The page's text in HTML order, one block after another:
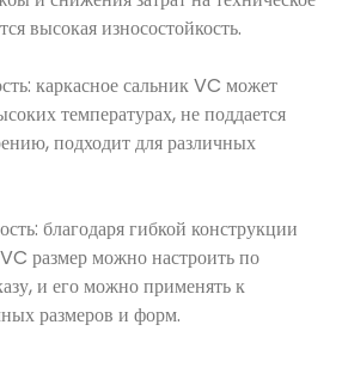
высокая износостойкость.
каркасное сальник VC может
температурах, не поддается
подходит для различных
благодаря гибкой конструкции
размер можно настроить по
и его можно применять к
размеров и форм.